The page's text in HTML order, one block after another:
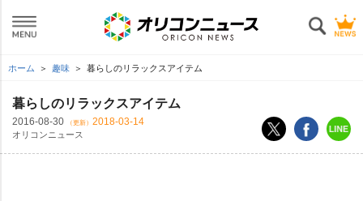
ホーム 趣味 暮らしのリラックスアイテム
暮らしのリラックスアイテム
2016-08-30 （更新） 2018-03-14
オリコンニュース